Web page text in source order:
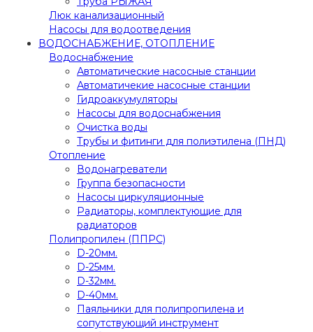
Люк канализационный
Насосы для водоотведения
ВОДОСНАБЖЕНИЕ, ОТОПЛЕНИЕ
Водоснабжение
Автоматичеcкие насосные станции
Автоматичекие насосные станции
Гидроаккумуляторы
Насосы для водоснабжения
Очистка воды
Трубы и фитинги для полиэтилена (ПНД)
Отопление
Водонагреватели
Группа безопасности
Насосы циркуляционные
Радиаторы, комплектующие для
радиаторов
Полипропилен (ППРС)
D-20мм.
D-25мм.
D-32мм.
D-40мм.
Паяльники для полипропилена и
сопутствующий инструмент